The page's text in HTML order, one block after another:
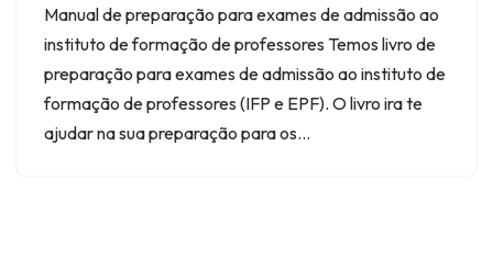
Manual de preparação para exames de admissão ao
instituto de formação de professores Temos livro de
preparação para exames de admissão ao instituto de
formação de professores (IFP e EPF). O livro ira te
ajudar na sua preparação para os…